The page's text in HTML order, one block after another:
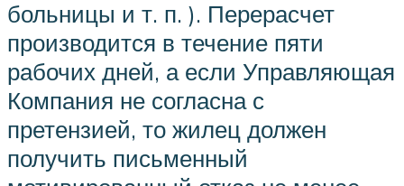
больницы и т. п. ). Перерасчет
производится в течение пяти
рабочих дней, а если Управляющая
Компания не согласна с
претензией, то жилец должен
получить письменный